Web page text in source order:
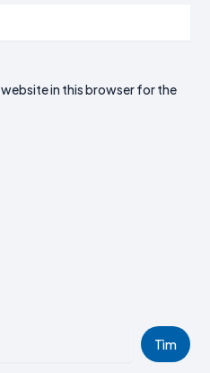
website in this browser for the
Tìm